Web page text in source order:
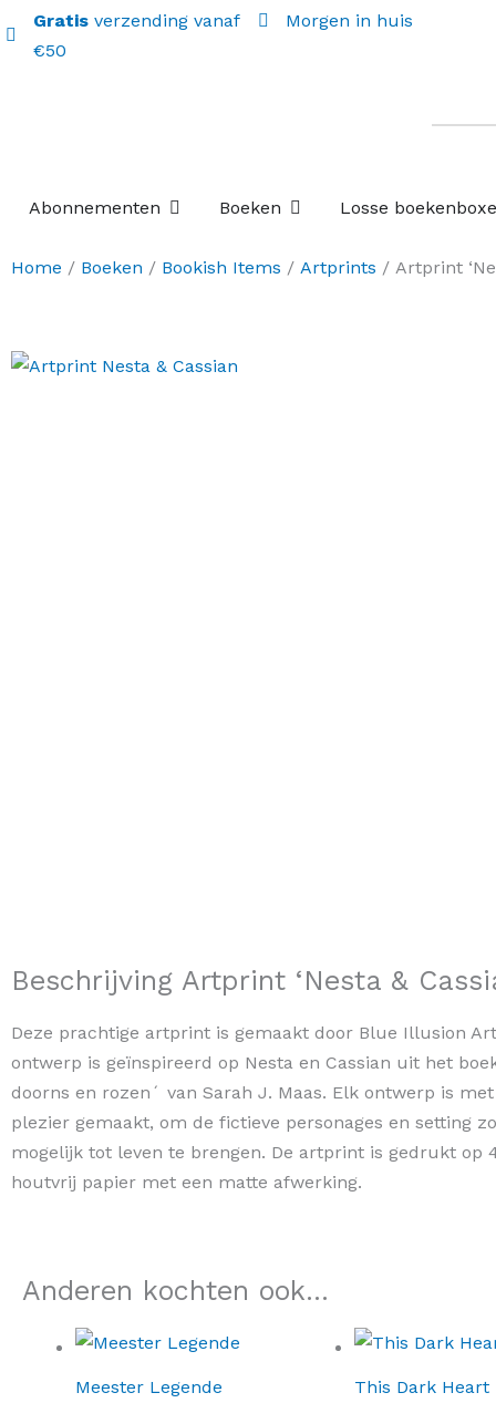
Gratis verzending vanaf
€50
Morgen in huis
Abonnementen Open Abonnementen
Boeken Open Boeken
Losse
Home / Boeken / Bookish Items / Artprints / Artprint
Beschrijving Artprint ‘Nesta &
Deze prachtige artprint is gemaakt door Blue Illusion
ontwerp is geïnspireerd op Nesta en Cassian uit het
doorns en rozen´ van Sarah J. Maas. Elk ontwerp is
plezier gemaakt, om de fictieve personages en setting
mogelijk tot leven te brengen. De artprint is gedrukt op
houtvrij papier met een matte afwerking.
Anderen kochten ook...
Meester Legende
This Dark Heart